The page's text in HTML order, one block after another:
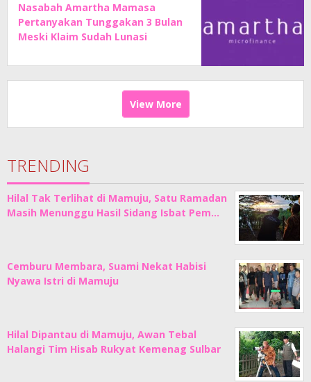
Nasabah Amartha Mamasa
Pertanyakan Tunggakan 3 Bulan
Meski Klaim Sudah Lunasi
View More
TRENDING
Hilal Tak Terlihat di Mamuju, Satu Ramadan
Masih Menunggu Hasil Sidang Isbat Pem…
Cemburu Membara, Suami Nekat Habisi
Nyawa Istri di Mamuju
Hilal Dipantau di Mamuju, Awan Tebal
Halangi Tim Hisab Rukyat Kemenag Sulbar